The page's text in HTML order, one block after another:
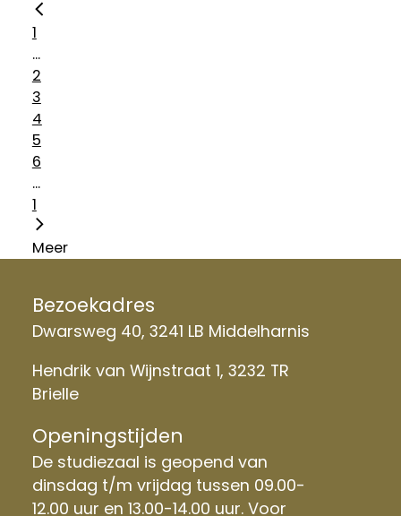
1
...
2
3
4
5
6
...
1
Meer
Bezoekadres
Dwarsweg 40, 3241 LB Middelharnis
Hendrik van Wijnstraat 1, 3232 TR
Brielle
Openingstijden
De studiezaal is geopend van
dinsdag t/m vrijdag tussen 09.00-
12.00 uur en 13.00-14.00 uur. Voor